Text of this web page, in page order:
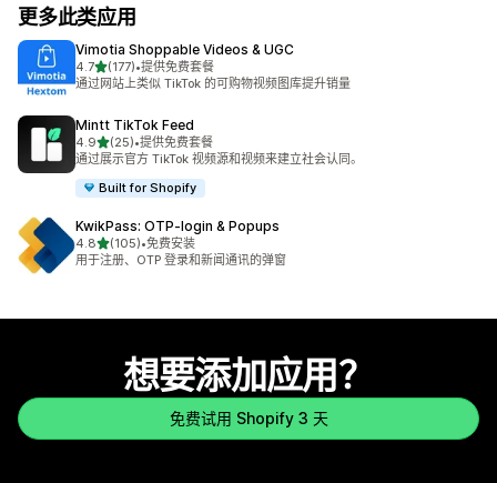
更多此类应用
Vimotia Shoppable Videos & UGC
4.7星（满分 5 星）
(177)
总共 177 条评论
•提供免费套餐
通过网站上类似 TikTok 的可购物视频图库提升销量
Mintt TikTok Feed
4.9星（满分 5 星）
(25)
总共 25 条评论
•提供免费套餐
通过展示官方 TikTok 视频源和视频来建立社会认同。
Built for Shopify
KwikPass: OTP‑login & Popups
4.8星（满分 5 星）
(105)
总共 105 条评论
•免费安装
用于注册、OTP 登录和新闻通讯的弹窗
想要添加应用？
免费试用 Shopify 3 天